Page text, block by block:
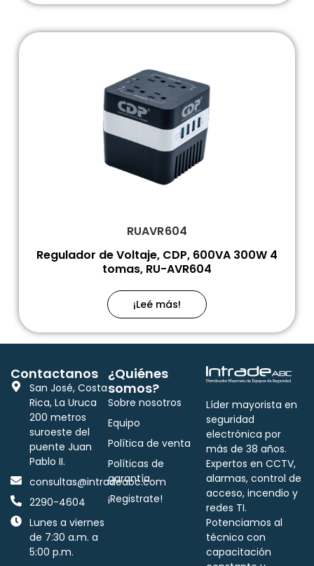
RUAVR604
Regulador de Voltaje, CDP, 600VA 300W 4
tomas, RU-AVR604
¡Leé más!
Líder mayorista en
seguridad
electrónica por
más de 38 años.
Expertos en CCTV,
alarmas, control de
acceso, incendio y
redes TI.
Potenciamos al
técnico con
capacitación
¿Quiénes
somos?
Sobre nosotros
Equipo
Política de venta
Políticas de
garantía
¡Registrate!
Contactanos
San José, Costa
Rica, La Uruca
200 metros
suroeste del
puente Juan
Pablo II.
consultas@intradeabc.com
2290-4604
Lunes a viernes
de 7:30 a.m. a
5:00 p.m.